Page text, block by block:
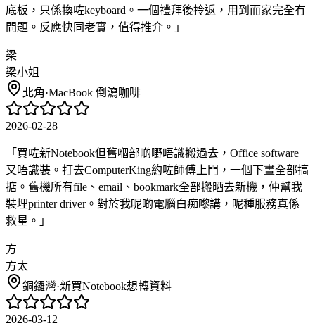
底板，只係換咗keyboard。一個禮拜後拎返，用到而家完全冇
問題。反應快同老實，值得推介。 」
梁
梁小姐
北角·MacBook 倒瀉咖啡
2026-02-28
「 買咗新Notebook但舊嗰部啲嘢唔識搬過去，Office software
又唔識裝。打去ComputerKing約咗師傅上門，一個下晝全部搞
掂。舊機所有file、email、bookmark全部搬晒去新機，仲幫我
裝埋printer driver。對於我呢啲電腦白痴嚟講，呢種服務真係
救星。 」
方
方太
銅鑼灣·新買Notebook想轉資料
2026-03-12